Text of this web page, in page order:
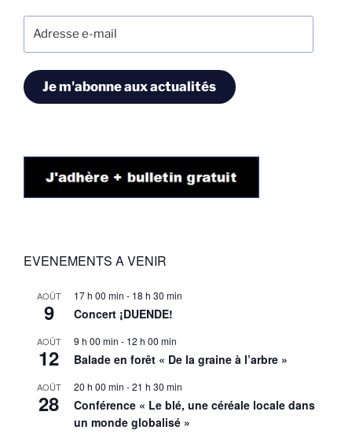
Je m'abonne aux actualités
EVENEMENTS A VENIR
AOÛT
9
17 h 00 min - 18 h 30 min
Concert ¡DUENDE!
AOÛT
12
9 h 00 min - 12 h 00 min
Balade en forêt « De la graine à l’arbre »
AOÛT
28
20 h 00 min -21 h 30 min
Conférence « Le blé, une céréale locale dans
un monde globalisé »